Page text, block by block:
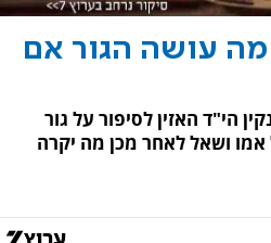
עושה הגור אם
הי"ד האזין לסיפור על גור
ושאל לאחר מכן מה יקרה